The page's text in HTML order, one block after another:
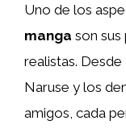
Uno de los
manga son
realistas.
Naruse y los
amigos, cada